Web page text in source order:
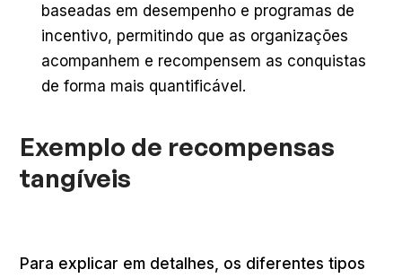
baseadas em desempenho e programas de
incentivo, permitindo que as organizações
acompanhem e recompensem as conquistas
de forma mais quantificável.
Exemplo de recompensas
tangíveis
Para explicar em detalhes, os diferentes tipos